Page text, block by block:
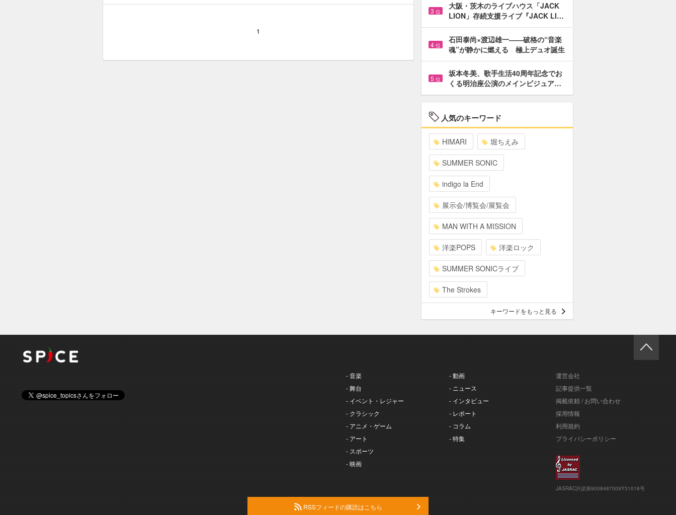
1
3 位
大阪・茨木のライブハウス「JACK
LION」存続支援ライブ『JACK LI…
4 位
石田泰尚×渡辺雄一――破格の“音楽
魂”が静かに燃える 極上デュオ誕生
5 位
坂本冬美、歌手生活40周年記念でお
くる明治座公演のメインビジュア…
人気のキーワード
HIMARI 堀ちえみ
SUMMER SONIC
indigo la End
展示会/博覧会/展覧会
MAN WITH A MISSION
洋楽POPS 洋楽ロック
SUMMER SONICライブ
The Strokes
キーワードをもっと見る
- 音楽
- 舞台
- イベント・レジャー
- クラシック
- アニメ・ゲーム
- アート
- スポーツ
- 映画
- 動画
- ニュース
- インタビュー
- レポート
- コラム
- 特集
運営会社
記事提供一覧
掲載依頼 / お問い合わせ
採用情報
利用規約
プライバシーポリシー
JASRAC許諾第9008487009Y31018号
RSSフィードの購読はこちら